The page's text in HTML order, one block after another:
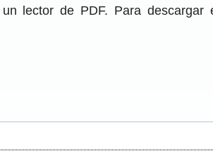
lector de PDF. Para